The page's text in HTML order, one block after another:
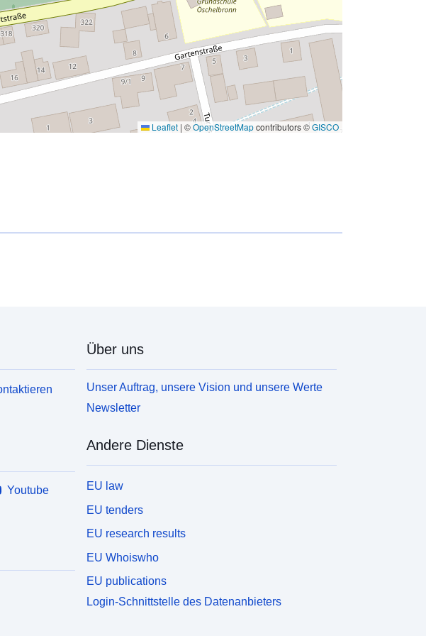
Leaflet | ©OpenStreetMapcontributors ©GISCO
Youtube
Über uns
Unser Auftrag, unsere Vision und unsere Werte
Newsletter
Andere Dienste
EU law
EU tenders
EU research results
EU Whoiswho
EU publications
Login-Schnittstelle des Datenanbieters